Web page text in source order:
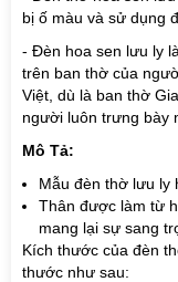
bị ố màu và sử dụng
- Đèn hoa sen lưu ly
trên ban thờ của
Việt, dù là ban thờ
người luôn trưng bày
Mô Tả:
Mẫu đèn thờ lưu ly
Thân được làm từ
mang lại sự sang
Kích thước của đèn
thước như sau: